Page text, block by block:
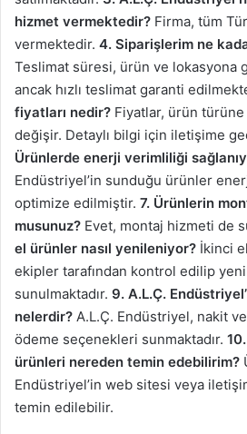
hizmet vermektedir? Firma, tüm
vermektedir. 4. Siparişlerim ne
Teslimat süresi, ürün ve lokasyona
ancak hızlı teslimat garanti
fiyatları nedir? Fiyatlar, ürün
değişir. Detaylı bilgi için iletişime
Ürünlerde enerji verimliliği
Endüstriyel’in sunduğu ürünler
optimize edilmiştir. 7. Ürünlerin
musunuz? Evet, montaj hizmeti de
el ürünler nasıl yenileniyor? İkinci
ekipler tarafından kontrol edilip
sunulmaktadır. 9. A.L.Ç.
nelerdir? A.L.Ç. Endüstriyel, nakit
ödeme seçenekleri sunmaktadır.
ürünleri nereden temin edebilirim?
Endüstriyel’in web sitesi veya
temin edilebilir.